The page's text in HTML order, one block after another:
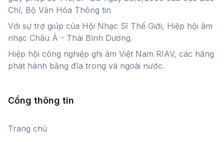
Chí, Bộ Văn Hóa Thông tin
Với sự trợ giúp của Hội Nhạc Sĩ Thế Giới, Hiệp hội âm
nhạc Châu Á - Thái Bình Dương.
Hiệp hội công nghiệp ghi âm Việt Nam RIAV, các hãng
phát hành băng đĩa trong và ngoài nước.
Cổng thông tin
Trang chủ